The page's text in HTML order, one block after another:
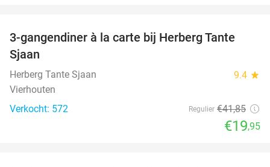
52%
3-gangendiner à la carte bij Herberg Tante
Sjaan
Herberg Tante Sjaan 9.4 star
Vierhouten
Verkocht: 572
Regulier €41,85
€19,95